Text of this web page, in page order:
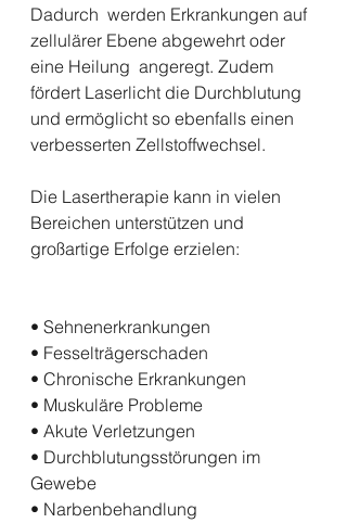
Dadurch  werden Erkrankungen auf
zellulärer Ebene abgewehrt oder
eine Heilung  angeregt. Zudem
fördert Laserlicht die Durchblutung
und ermöglicht so ebenfalls einen
verbesserten Zellstoffwechsel.
Die Lasertherapie kann in vielen
Bereichen unterstützen und
großartige Erfolge erzielen:
• Sehnenerkrankungen
• Fesselträgerschaden
• Chronische Erkrankungen
• Muskuläre Probleme
• Akute Verletzungen
• Durchblutungsstörungen im
Gewebe
• Narbenbehandlung